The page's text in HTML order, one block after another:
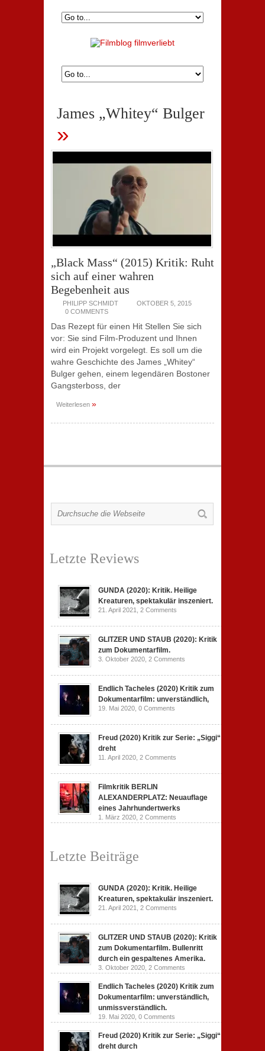
James „Whitey“ Bulger
»
„Black Mass“ (2015) Kritik: Ruht
sich auf einer wahren
Begebenheit aus
PHILIPP SCHMIDT
OKTOBER 5, 2015
0 COMMENTS
Das Rezept für einen Hit Stellen Sie sich
vor: Sie sind Film-Produzent und Ihnen
wird ein Projekt vorgelegt. Es soll um die
wahre Geschichte des James „Whitey“
Bulger gehen, einem legendären Bostoner
Gangsterboss, der
Weiterlesen »
Letzte Reviews
GUNDA (2020): Kritik. Heilige
Kreaturen, spektakulär inszeniert.
21. April 2021, 2 Comments
GLITZER UND STAUB (2020): Kritik
zum Dokumentarfilm.
3. Oktober 2020, 2 Comments
Endlich Tacheles (2020) Kritik zum
Dokumentarfilm: unverständlich,
19. Mai 2020, 0 Comments
Freud (2020) Kritik zur Serie: „Siggi“
dreht
11. April 2020, 2 Comments
Filmkritik BERLIN
ALEXANDERPLATZ: Neuauflage
eines Jahrhundertwerks
1. März 2020, 2 Comments
Letzte Beiträge
GUNDA (2020): Kritik. Heilige
Kreaturen, spektakulär inszeniert.
21. April 2021, 2 Comments
GLITZER UND STAUB (2020): Kritik
zum Dokumentarfilm. Bullenritt
durch ein gespaltenes Amerika.
3. Oktober 2020, 2 Comments
Endlich Tacheles (2020) Kritik zum
Dokumentarfilm: unverständlich,
unmissverständlich.
19. Mai 2020, 0 Comments
Freud (2020) Kritik zur Serie: „Siggi“
dreht durch